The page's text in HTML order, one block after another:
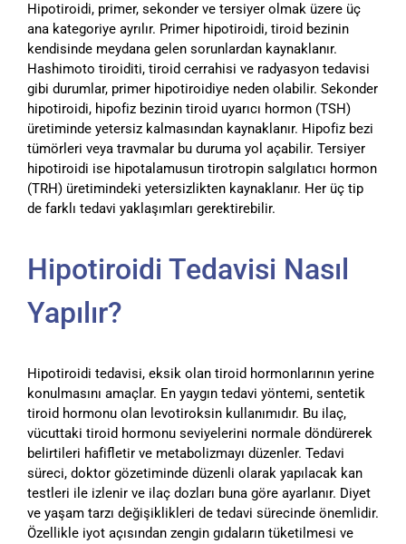
Hipotiroidi, primer, sekonder ve tersiyer olmak üzere üç
ana kategoriye ayrılır. Primer hipotiroidi, tiroid bezinin
kendisinde meydana gelen sorunlardan kaynaklanır.
Hashimoto tiroiditi, tiroid cerrahisi ve radyasyon tedavisi
gibi durumlar, primer hipotiroidiye neden olabilir. Sekonder
hipotiroidi, hipofiz bezinin tiroid uyarıcı hormon (TSH)
üretiminde yetersiz kalmasından kaynaklanır. Hipofiz bezi
tümörleri veya travmalar bu duruma yol açabilir. Tersiyer
hipotiroidi ise hipotalamusun tirotropin salgılatıcı hormon
(TRH) üretimindeki yetersizlikten kaynaklanır. Her üç tip
de farklı tedavi yaklaşımları gerektirebilir.
Hipotiroidi Tedavisi Nasıl
Yapılır?
Hipotiroidi tedavisi, eksik olan tiroid hormonlarının yerine
konulmasını amaçlar. En yaygın tedavi yöntemi, sentetik
tiroid hormonu olan levotiroksin kullanımıdır. Bu ilaç,
vücuttaki tiroid hormonu seviyelerini normale döndürerek
belirtileri hafifletir ve metabolizmayı düzenler. Tedavi
süreci, doktor gözetiminde düzenli olarak yapılacak kan
testleri ile izlenir ve ilaç dozları buna göre ayarlanır. Diyet
ve yaşam tarzı değişiklikleri de tedavi sürecinde önemlidir.
Özellikle iyot açısından zengin gıdaların tüketilmesi ve